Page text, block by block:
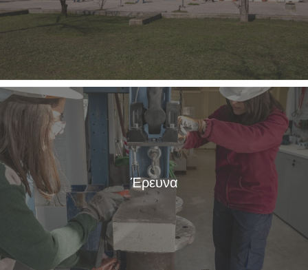
Έρευνα